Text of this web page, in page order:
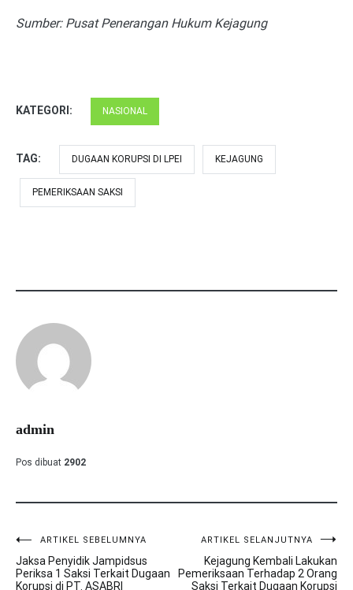
Sumber: Pusat Penerangan Hukum Kejagung
KATEGORI: NASIONAL
TAG: DUGAAN KORUPSI DI LPEI KEJAGUNG
PEMERIKSAAN SAKSI
admin
Pos dibuat 2902
Navigasi
pos
ARTIKEL SEBELUMNYA
Jaksa Penyidik Jampidsus
Periksa 1 Saksi Terkait Dugaan
Korupsi di PT. ASABRI
ARTIKEL SELANJUTNYA
Kejagung Kembali Lakukan
Pemeriksaan Terhadap 2 Orang
Saksi Terkait Dugaan Korupsi